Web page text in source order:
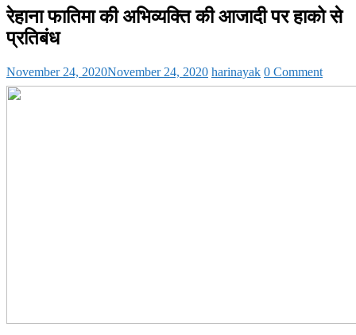
रेहाना फातिमा की अभिव्यक्ति की आजादी पर हाको से
प्रतिबंध
November 24, 2020November 24, 2020 harinayak 0 Comment